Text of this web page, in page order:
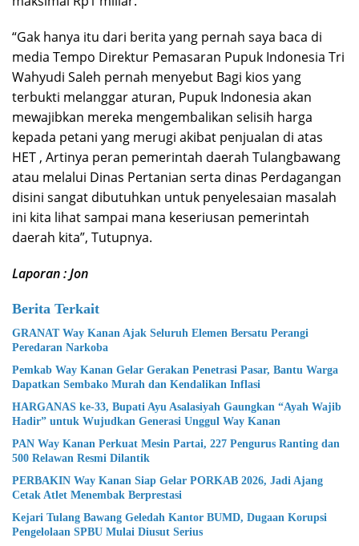
“Gak hanya itu dari berita yang pernah saya baca di
media Tempo Direktur Pemasaran Pupuk Indonesia Tri
Wahyudi Saleh pernah menyebut Bagi kios yang
terbukti melanggar aturan, Pupuk Indonesia akan
mewajibkan mereka mengembalikan selisih harga
kepada petani yang merugi akibat penjualan di atas
HET , Artinya peran pemerintah daerah Tulangbawang
atau melalui Dinas Pertanian serta dinas Perdagangan
disini sangat dibutuhkan untuk penyelesaian masalah
ini kita lihat sampai mana keseriusan pemerintah
daerah kita”, Tutupnya.
Laporan : Jon
Berita Terkait
GRANAT Way Kanan Ajak Seluruh Elemen Bersatu Perangi
Peredaran Narkoba
Pemkab Way Kanan Gelar Gerakan Penetrasi Pasar, Bantu Warga
Dapatkan Sembako Murah dan Kendalikan Inflasi
HARGANAS ke-33, Bupati Ayu Asalasiyah Gaungkan “Ayah Wajib
Hadir” untuk Wujudkan Generasi Unggul Way Kanan
PAN Way Kanan Perkuat Mesin Partai, 227 Pengurus Ranting dan
500 Relawan Resmi Dilantik
PERBAKIN Way Kanan Siap Gelar PORKAB 2026, Jadi Ajang
Cetak Atlet Menembak Berprestasi
Kejari Tulang Bawang Geledah Kantor BUMD, Dugaan Korupsi
Pengelolaan SPBU Mulai Diusut Serius